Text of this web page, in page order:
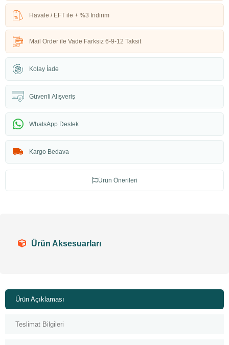
Havale / EFT ile + %3 İndirim
Mail Order ile Vade Farksız 6-9-12 Taksit
Kolay İade
Güvenli Alışveriş
WhatsApp Destek
Kargo Bedava
Ürün Önerileri
Ürün Aksesuarları
Ürün Açıklaması
Teslimat Bilgileri